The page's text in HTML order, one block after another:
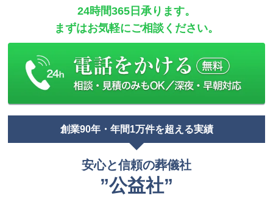
24時間365日承ります。
まずはお気軽にご相談ください。
創業90年・年間1万件を超える実績
安心と信頼の葬儀社
”公益社”